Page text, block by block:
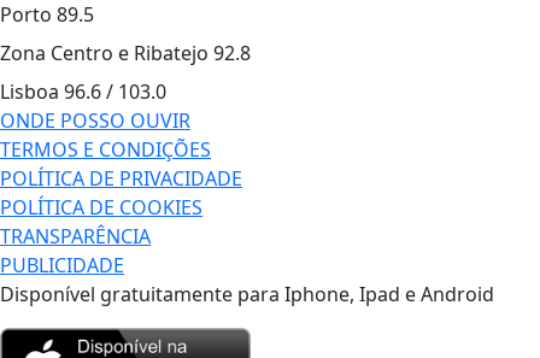
Porto 89.5
Zona Centro e Ribatejo 92.8
Lisboa 96.6 / 103.0
ONDE POSSO OUVIR
TERMOS E CONDIÇÕES
POLÍTICA DE PRIVACIDADE
POLÍTICA DE COOKIES
TRANSPARÊNCIA
PUBLICIDADE
Disponível gratuitamente para Iphone, Ipad e Android